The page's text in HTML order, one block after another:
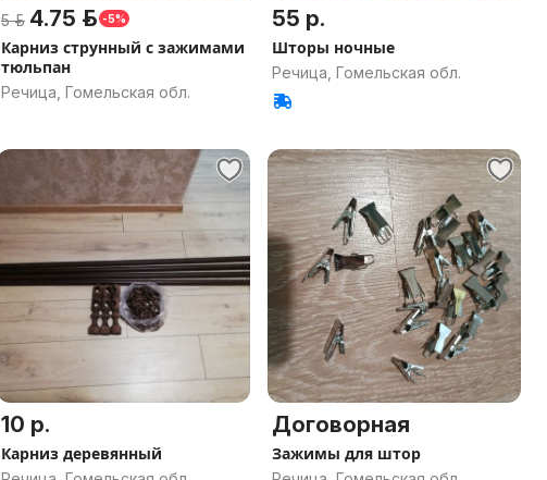
5 р. 4.75 р. -5%
Карниз струнный с зажимами
тюльпан
Речица, Гомельская обл.
55 р.
Шторы ночные
Речица, Гомельская обл.
10 р.
Карниз деревянный
Договорная
Зажимы для штор